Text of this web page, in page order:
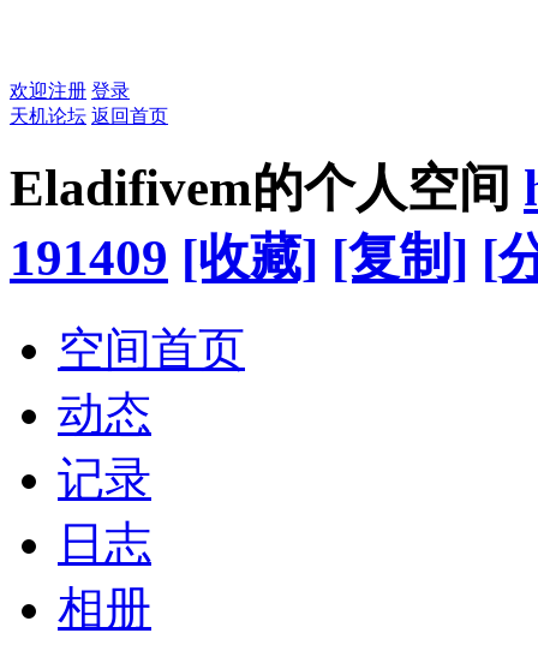
欢迎注册 登录
天机论坛 返回首页
Eladifivem的个人空间
191409 [收藏] [复制] [
空间首页
动态
记录
日志
相册